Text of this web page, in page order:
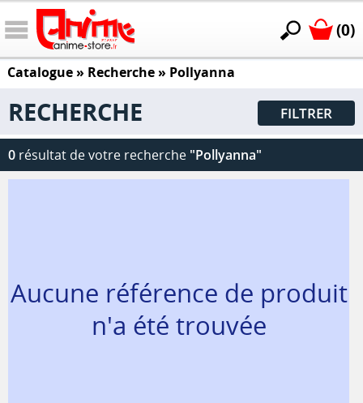
(0)
Catalogue» Recherche » Pollyanna
RECHERCHE FILTRER
0 résultat de votre recherche "Pollyanna"
Aucune référence de produit
n'a été trouvée